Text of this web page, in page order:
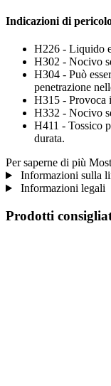
Indicazioni di
H226 - Liquido
H302 - Nocivo
H304 - Può
penetrazione
H315 - Provoca
H332 - Nocivo
H411 - Tossico
durata.
Per saperne di più
Informazioni sulla
Informazioni legali
Prodotti